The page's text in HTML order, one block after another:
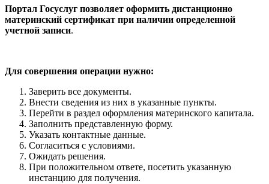
Портал Госуслуг позволяет оформить дистанционно
материнский сертификат при наличии определенной
учетной записи.
Для совершения операции нужно:
Заверить все документы.
Внести сведения из них в указанные пункты.
Перейти в раздел оформления материнского капитала.
Заполнить представленную форму.
Указать контактные данные.
Согласиться с условиями.
Ожидать решения.
При положительном ответе, посетить указанную
инстанцию для получения.